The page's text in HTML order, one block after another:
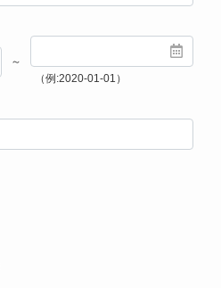
～
（例:2020-01-01）